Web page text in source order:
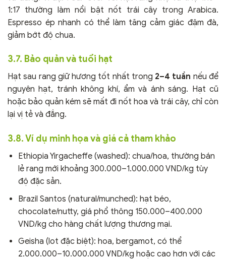
1:17 thường làm nổi bật nốt trái cây trong Arabica.
Espresso ép nhanh có thể làm tăng cảm giác đậm đà,
giảm bớt độ chua.
3.7. Bảo quản và tuổi hạt
Hạt sau rang giữ hương tốt nhất trong 2–4 tuần nếu để
nguyên hạt, tránh không khí, ẩm và ánh sáng. Hạt cũ
hoặc bảo quản kém sẽ mất đi nốt hoa và trái cây, chỉ còn
lại vị tẻ và đắng.
3.8. Ví dụ minh họa và giá cả tham khảo
Ethiopia Yirgacheffe (washed): chua/hoa, thường bán
lẻ rang mới khoảng 300.000–1.000.000 VND/kg tùy
độ đặc sản.
Brazil Santos (natural/munched): hạt béo,
chocolate/nutty, giá phổ thông 150.000–400.000
VND/kg cho hàng chất lượng thương mại.
Geisha (lot đặc biệt): hoa, bergamot, có thể
2.000.000–10.000.000 VND/kg hoặc cao hơn với các